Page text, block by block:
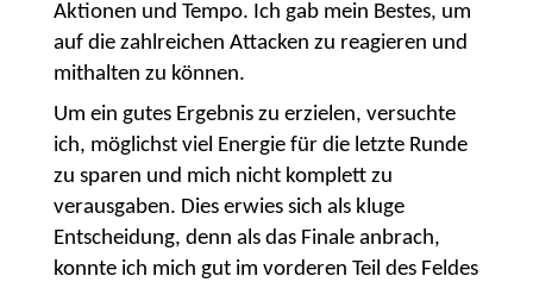
Aktionen und Tempo. Ich gab mein Bestes, um
auf die zahlreichen Attacken zu reagieren und
mithalten zu können.
Um ein gutes Ergebnis zu erzielen, versuchte
ich, möglichst viel Energie für die letzte Runde
zu sparen und mich nicht komplett zu
verausgaben. Dies erwies sich als kluge
Entscheidung, denn als das Finale anbrach,
konnte ich mich gut im vorderen Teil des Feldes